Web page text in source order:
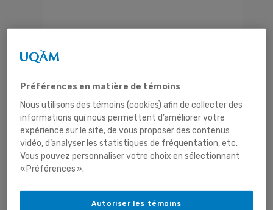
Projets
Préférences en matière de témoins
Nous utilisons des témoins (cookies) afin de collecter des
informations qui nous permettent d’améliorer votre
expérience sur le site, de vous proposer des contenus
vidéo, d’analyser les statistiques de fréquentation, etc.
Vous pouvez personnaliser votre choix en sélectionnant
« Préférences ».
Autoriser les témoins